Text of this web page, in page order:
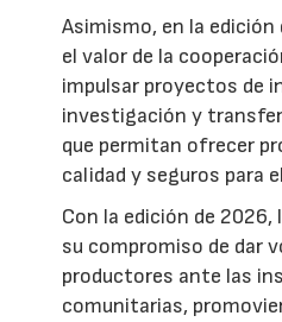
Asimismo, en la
el valor de la
impulsar proyectos de
investigación y
que permitan ofrecer
calidad y seguros para
Con la edición de 2026,
su compromiso de dar
productores ante las
comunitarias,